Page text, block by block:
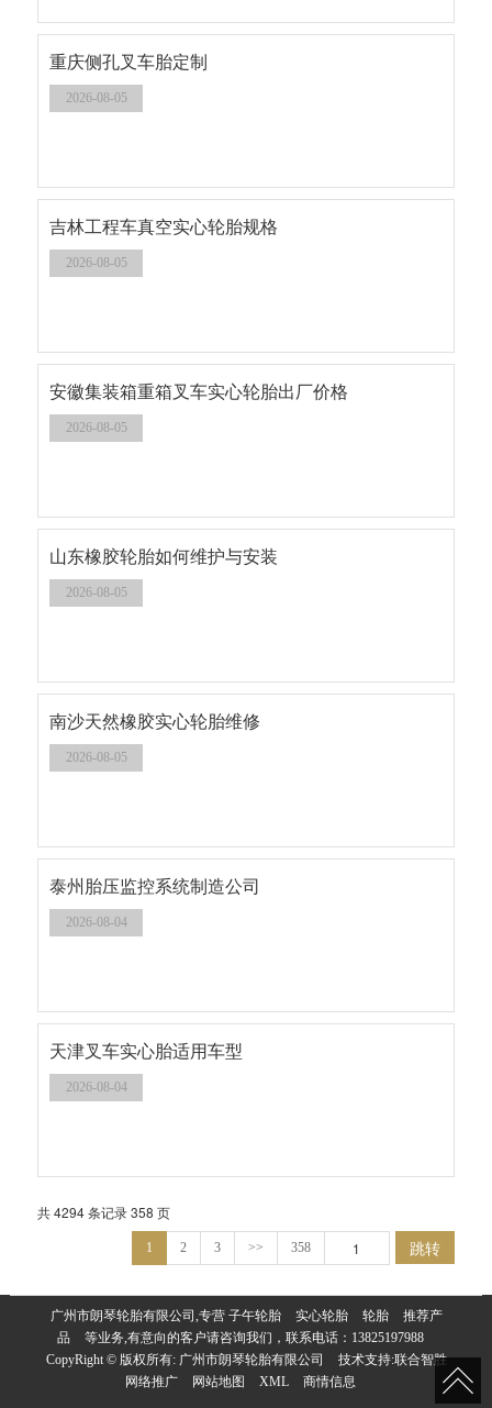
重庆侧孔叉车胎定制
2026-08-05
吉林工程车真空实心轮胎规格
2026-08-05
安徽集装箱重箱叉车实心轮胎出厂价格
2026-08-05
山东橡胶轮胎如何维护与安装
2026-08-05
南沙天然橡胶实心轮胎维修
2026-08-05
泰州胎压监控系统制造公司
2026-08-04
天津叉车实心胎适用车型
2026-08-04
共 4294 条记录 358 页
1 2 3 >> 358 跳转
广州市朗琴轮胎有限公司,专营 子午轮胎 实心轮胎 轮胎
推荐产
品
等业务,有意向的客户请咨询我们，联系电话： 13825197988
CopyRight © 版权所有: 广州市朗琴轮胎有限公司 技术支持:联合智胜
网络推广
网站地图 XML 商情信息